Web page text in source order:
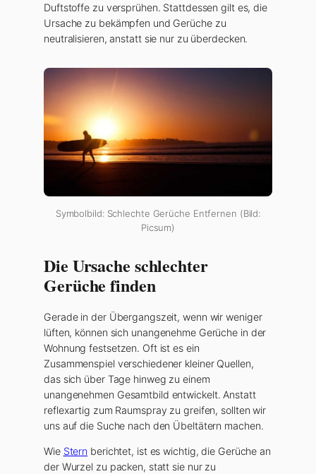
Duftstoffe zu versprühen. Stattdessen gilt es, die
Ursache zu bekämpfen und Gerüche zu
neutralisieren, anstatt sie nur zu überdecken.
Symbolbild: Schlechte Gerüche Entfernen (Bild:
Picsum)
Die Ursache schlechter
Gerüche finden
Gerade in der Übergangszeit, wenn wir weniger
lüften, können sich unangenehme Gerüche in der
Wohnung festsetzen. Oft ist es ein
Zusammenspiel verschiedener kleiner Quellen,
das sich über Tage hinweg zu einem
unangenehmen Gesamtbild entwickelt. Anstatt
reflexartig zum Raumspray zu greifen, sollten wir
uns auf die Suche nach den Übeltätern machen.
Wie Stern berichtet, ist es wichtig, die Gerüche an
der Wurzel zu packen, statt sie nur zu